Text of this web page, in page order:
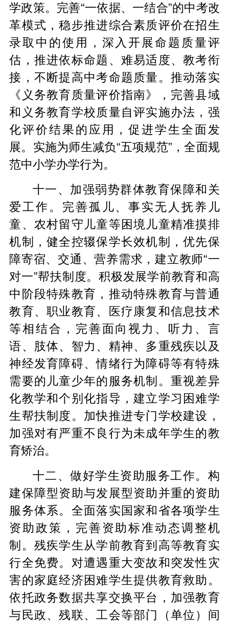
学政策。完善“一依据、一结合”的中考改
革模式，稳步推进综合素质评价在招生
录取中的使用，深入开展命题质量评
估，推进依标命题、难易适度、教考衔
接，不断提高中考命题质量。推动落实
《义务教育质量评价指南》，完善县域
和义务教育学校质量自评实施办法，强
化评价结果的应用，促进学生全面发
展。实施为师生减负“五项规范”，全面规
范中小学办学行为。
十一、加强弱势群体教育保障和关
爱工作。完善孤儿、事实无人抚养儿
童、农村留守儿童等困境儿童精准摸排
机制，健全控辍保学长效机制，优先保
障寄宿、交通、营养需求，建立教师“一
对一”帮扶制度。积极发展学前教育和高
中阶段特殊教育，推动特殊教育与普通
教育、职业教育、医疗康复和信息技术
等相结合，完善面向视力、听力、言
语、肢体、智力、精神、多重残疾以及
神经发育障碍、情绪行为障碍等有特殊
需要的儿童少年的服务机制。重视差异
化教学和个别化指导，建立学习困难学
生帮扶制度。加快推进专门学校建设，
加强对有严重不良行为未成年学生的教
育矫治。
十二、做好学生资助服务工作。构
建保障型资助与发展型资助并重的资助
服务体系。全面落实国家和省各项学生
资助政策，完善资助标准动态调整机
制。残疾学生从学前教育到高等教育实
行全免费。对遭遇重大变故和突发性灾
害的家庭经济困难学生提供教育救助。
依托政务数据共享交换平台，加强教育
与民政、残联、工会等部门（单位）间